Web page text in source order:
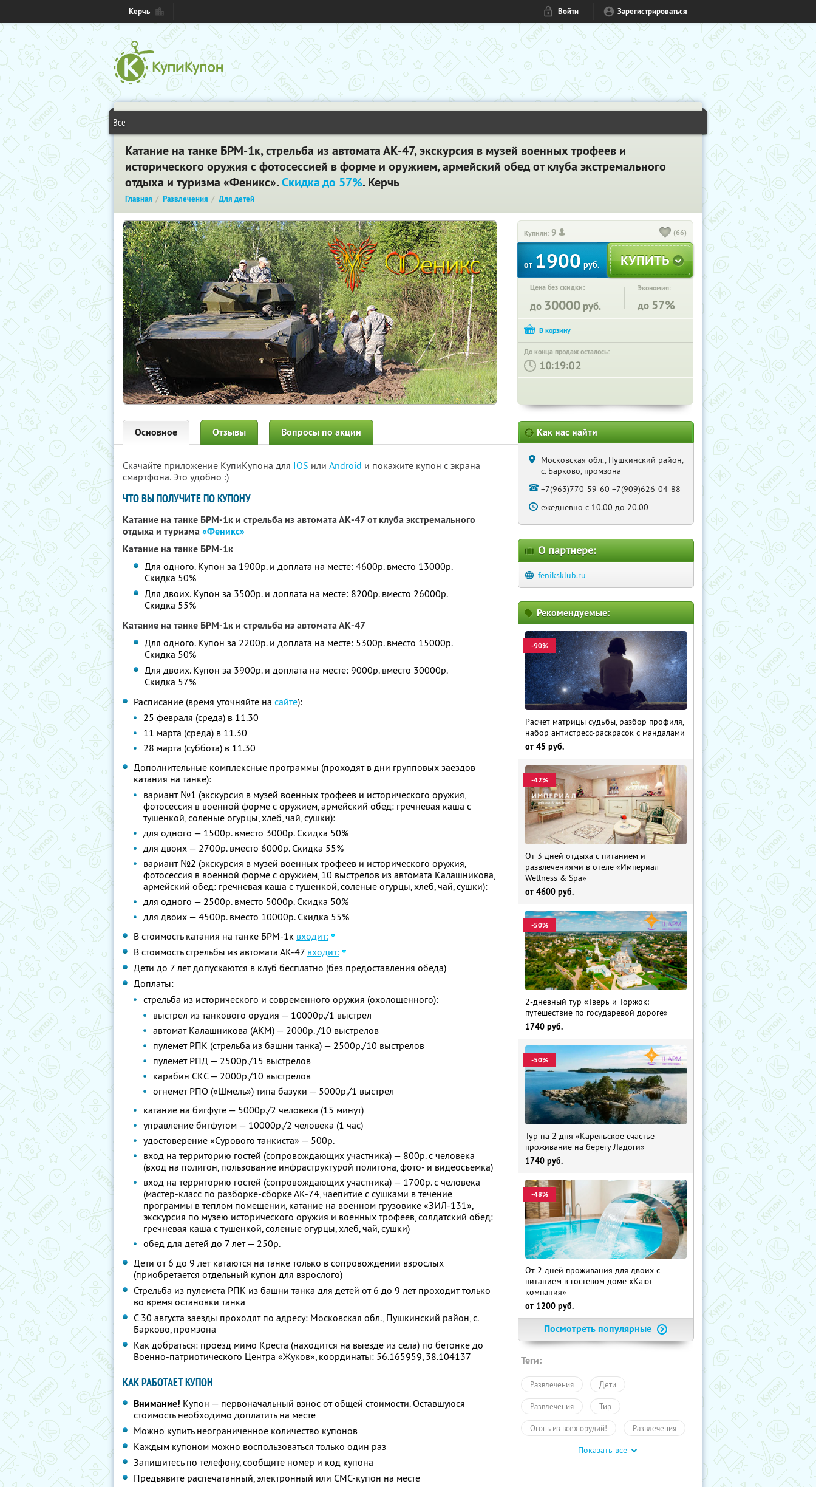
Керчь Войти Зарегистрироваться
Все
Катание на танке БРМ-1к, стрельба из автомата АК-47, экскурсия в музей военных трофеев и
исторического оружия с фотосессией в форме и оружием, армейский обед от клуба экстремального
отдыха и туризма «Феникс».Скидка до 57%. Керчь
Главная Развлечения Для детей
Купили:9 (66)
от 1900 руб.
Цена без скидки:
до 30000 руб.
Экономия:
до 57%
До конца продаж осталось:
: :
Основное Отзывы Вопросы по акции
Скачайте приложение КупиКупона для IOS или Android и покажите купон с экрана
смартфона. Это удобно :)
ЧТО ВЫ ПОЛУЧИТЕ ПО КУПОНУ
Катание на танке БРМ-1к и стрельба из автомата АК-47 от клуба экстремального
отдыха и туризма«Феникс»
Катание на танке БРМ-1к
Для одного. Купон за 1900р. и доплата на месте: 4600р. вместо 13000р.
Скидка 50%
Для двоих. Купон за 3500р. и доплата на месте: 8200р. вместо 26000р.
Скидка 55%
Катание на танке БРМ-1к и стрельба из автомата АК-47
Для одного. Купон за 2200р. и доплата на месте: 5300р. вместо 15000р.
Скидка 50%
Для двоих. Купон за 3900р. и доплата на месте: 9000р. вместо 30000р.
Скидка 57%
Расписание (время уточняйте на сайте):
25 февраля (среда) в 11.30
11 марта (среда) в 11.30
28 марта (суббота) в 11.30
Дополнительные комплексные программы (проходят в дни групповых заездов
катания на танке):
вариант №1 (экскурсия в музей военных трофеев и исторического оружия,
фотосессия в военной форме с оружием, армейский обед: гречневая каша с
тушенкой, соленые огурцы, хлеб, чай, сушки):
для одного — 1500р. вместо 3000р. Скидка 50%
для двоих — 2700р. вместо 6000р. Скидка 55%
вариант №2 (экскурсия в музей военных трофеев и исторического оружия,
фотосессия в военной форме с оружием, 10 выстрелов из автомата Калашникова,
армейский обед: гречневая каша с тушенкой, соленые огурцы, хлеб, чай, сушки):
для одного — 2500р. вместо 5000р. Скидка 50%
для двоих — 4500р. вместо 10000р. Скидка 55%
В стоимость катания на танке БРМ-1к входит:
В стоимость стрельбы из автомата АК-47 входит:
Дети до 7 лет допускаются в клуб бесплатно (без предоставления обеда)
Доплаты:
стрельба из исторического и современного оружия (охолощенного):
выстрел из танкового орудия — 10000р./1 выстрел
автомат Калашникова (АКМ) — 2000р. /10 выстрелов
пулемет РПК (стрельба из башни танка) — 2500р./10 выстрелов
пулемет РПД — 2500р./15 выстрелов
карабин СКС — 2000р./10 выстрелов
огнемет РПО («Шмель») типа базуки — 5000р./1 выстрел
катание на бигфуте — 5000р./2 человека (15 минут)
управление бигфутом — 10000р./2 человека (1 час)
удостоверение «Сурового танкиста» — 500р.
вход на территорию гостей (сопровождающих участника) — 800р. с человека
(вход на полигон, пользование инфраструктурой полигона, фото- и видеосъемка)
вход на территорию гостей (сопровождающих участника) — 1700р. с человека
(мастер-класс по разборке-сборке АК-74, чаепитие с сушками в течение
программы в теплом помещении, катание на военном грузовике «ЗИЛ-131»,
экскурсия по музею исторического оружия и военных трофеев, солдатский обед:
гречневая каша с тушенкой, соленые огурцы, хлеб, чай, сушки)
обед для детей до 7 лет — 250р.
Дети от 6 до 9 лет катаются на танке только в сопровождении взрослых
(приобретается отдельный купон для взрослого)
Стрельба из пулемета РПК из башни танка для детей от 6 до 9 лет проходит только
во время остановки танка
С 30 августа заезды проходят по адресу: Московская обл., Пушкинский район, с.
Барково, промзона
Как добраться: проезд мимо Креста (находится на выезде из села) по бетонке до
Военно-патриотического Центра «Жуков», координаты: 56.165959, 38.104137
КАК РАБОТАЕТ КУПОН
Внимание! Купон — первоначальный взнос от общей стоимости. Оставшуюся
стоимость необходимо доплатить на месте
Можно купить неограниченное количество купонов
Каждым купоном можно воспользоваться только один раз
Запишитесь по телефону, сообщите номер и код купона
Предъявите распечатанный, электронный или СМС-купон на месте
Как нас найти
Московская обл., Пушкинский район,
с. Барково, промзона
+7(963)770-59-60 +7(909)626-04-88
ежедневно с 10.00 до 20.00
О партнере:
feniksklub.ru
Рекомендуемые:
-90%
Расчет матрицы судьбы, разбор профиля,
набор антистресс-раскрасок с мандалами
от 45 руб.
-42%
От 3 дней отдыха с питанием и
развлечениями в отеле «Империал
Wellness & Spa»
от 4600 руб.
-50%
2-дневный тур «Тверь и Торжок:
путешествие по государевой дороге»
1740 руб.
-50%
Тур на 2 дня «Карельское счастье —
проживание на берегу Ладоги»
1740 руб.
-48%
От 2 дней проживания для двоих с
питанием в гостевом доме «Кают-
компания»
от 1200 руб.
Посмотреть популярные
Теги:
Развлечения Дети
Развлечения Тир
Огонь из всех орудий! Развлечения
Развлечения
Показать все